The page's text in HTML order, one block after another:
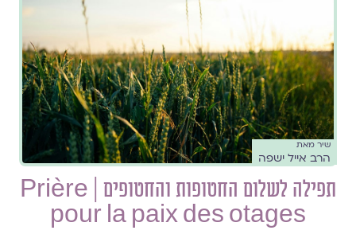
שיר מאת
הרב אייל ישפה
תפילה לשלום החטופות והחטופים | Prière
pour la paix des otages